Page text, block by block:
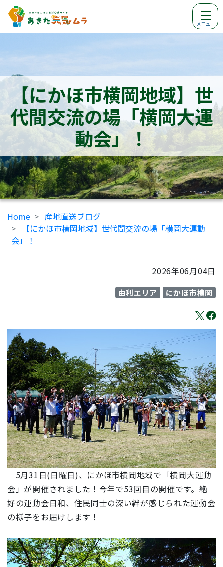
メニュー
【にかほ市横岡地域】世
代間交流の場「横岡大運
動会」！
Home
産地直送ブログ
【にかほ市横岡地域】世代間交流の場「横岡大運動
会」！
2026年06月04日
由利エリア にかほ市横岡
5月31日(日曜日)、にかほ市横岡地域で「横岡大運動
会」が開催されました！ 今年で53回目の開催です。絶
好の運動会日和、住民同士の深い絆が感じられた運動会
の様子をお届けします！